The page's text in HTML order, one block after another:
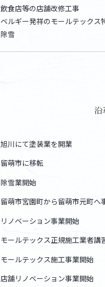
飲食店等の店舗改修工事
ベルギー発祥のモールテックス
除雪
沿
旭川にて塗装業を開業
留萌市に移転
除雪業開始
留萌市宮園町から留萌市元町へ
リノベーション事業開始
モールテックス正規施工業者講
モールテックス施工事業開始
店舗リノベーション事業開始